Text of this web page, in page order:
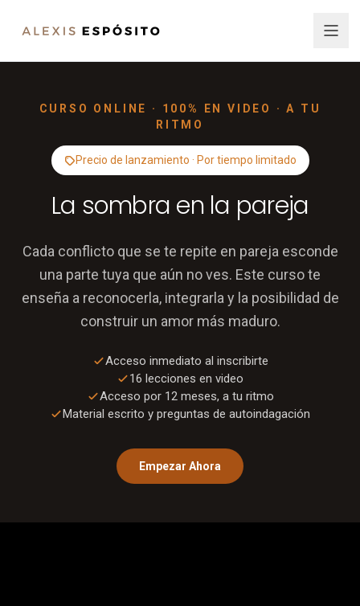
CURSO ONLINE · 100% EN VIDEO · A TU
RITMO
Precio de lanzamiento · Por tiempo limitado
La sombra en la pareja
Cada conflicto que se te repite en pareja esconde
una parte tuya que aún no ves. Este curso te
enseña a reconocerla, integrarla y la posibilidad de
construir un amor más maduro.
Acceso inmediato al inscribirte
16 lecciones en video
Acceso por 12 meses, a tu ritmo
Material escrito y preguntas de autoindagación
Empezar Ahora